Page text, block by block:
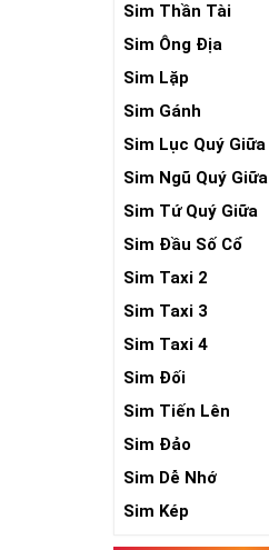
Sim Thần Tài
Sim Ông Địa
Sim Lặp
Sim Gánh
Sim Lục Quý Giữa
Sim Ngũ Quý Giữa
Sim Tứ Quý Giữa
Sim Đầu Số Cổ
Sim Taxi 2
Sim Taxi 3
Sim Taxi 4
Sim Đối
Sim Tiến Lên
Sim Đảo
Sim Dễ Nhớ
Sim Kép